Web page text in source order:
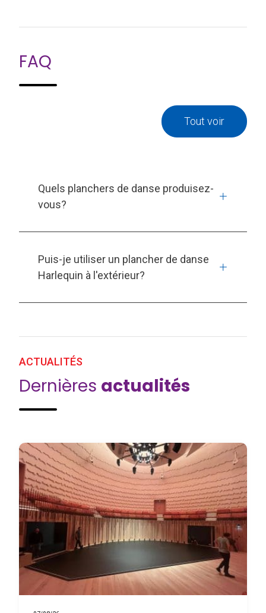
FAQ
Tout voir
Quels planchers de danse produisez-
vous?
Puis-je utiliser un plancher de danse
Harlequin à l'extérieur?
ACTUALITÉS
Dernières actualités